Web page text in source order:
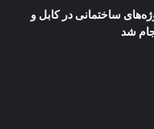
ساختمانی در کابل و
شد